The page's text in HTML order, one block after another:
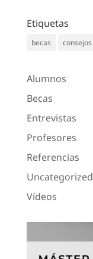
Etiquetas
becas consejos
Alumnos
Becas
Entrevistas
Profesores
Referencias
Uncategorized
Vídeos